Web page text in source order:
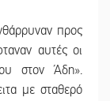
προς
αυτές οι
στον Άδη».
με σταθερό